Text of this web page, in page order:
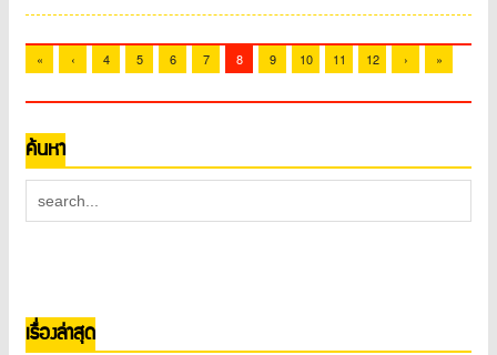
« ‹ 4 5 6 7 8 9 10 11 12 › »
ค้นหา
เรื่องล่าสุด